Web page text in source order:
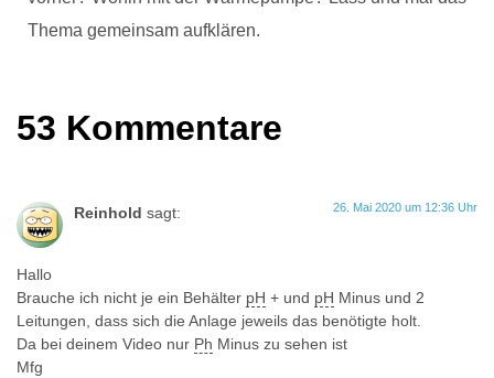
Thema gemeinsam aufklären.
53 Kommentare
Reinhold sagt: 26. Mai 2020 um 12:36 Uhr
Hallo
Brauche ich nicht je ein Behälter pH + und pH Minus und 2
Leitungen, dass sich die Anlage jeweils das benötigte holt.
Da bei deinem Video nur Ph Minus zu sehen ist
Mfg